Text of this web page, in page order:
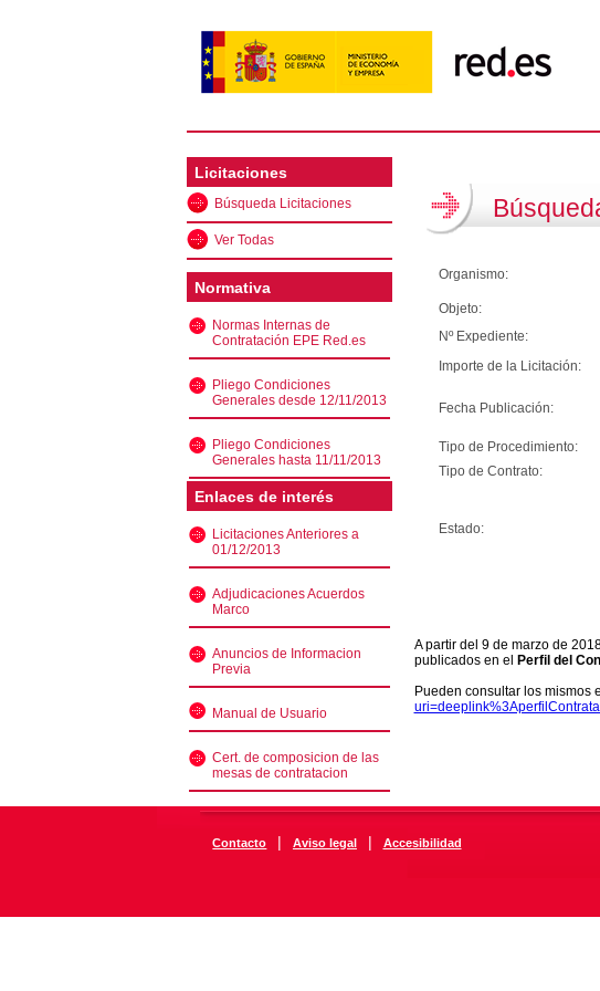
Licitaciones
Búsqueda Licitaciones
Ver Todas
Normativa
Normas Internas de
Contratación EPE Red.es
Pliego Condiciones
Generales desde 12/11/2013
Pliego Condiciones
Generales hasta 11/11/2013
Enlaces de interés
Licitaciones Anteriores a
01/12/2013
Adjudicaciones Acuerdos
Marco
Anuncios de Informacion
Previa
Manual de Usuario
Cert. de composicion de las
mesas de contratacion
Organismo:
Objeto:
Nº Expediente:
Importe de la Licitación:
Fecha Publicación:
Tipo de Procedimiento:
Tipo de Contrato:
Estado:
A partir del 9 de marzo de
publicados en el
Perfil del
Pueden consultar los mismos
Contacto | Aviso legal | Accesibilidad